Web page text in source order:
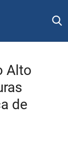
Alto
de